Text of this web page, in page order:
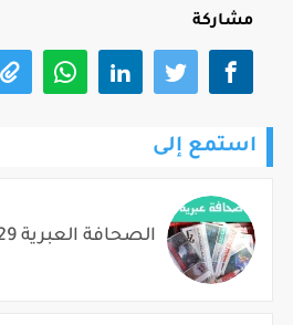
مشاركة
استمع إلى
الصحافة العبرية 29-12-2022